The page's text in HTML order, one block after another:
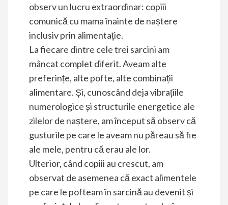
observ un lucru extraordinar: copiii
comunică cu mama înainte de naștere
inclusiv prin alimentație.
La fiecare dintre cele trei sarcini am
mâncat complet diferit. Aveam alte
preferințe, alte pofte, alte combinații
alimentare. Și, cunoscând deja vibrațiile
numerologice și structurile energetice ale
zilelor de naștere, am început să observ că
gusturile pe care le aveam nu păreau să fie
ale mele, pentru că erau ale lor.
Ulterior, când copiii au crescut, am
observat de asemenea că exact alimentele
pe care le pofteam în sarcină au devenit și